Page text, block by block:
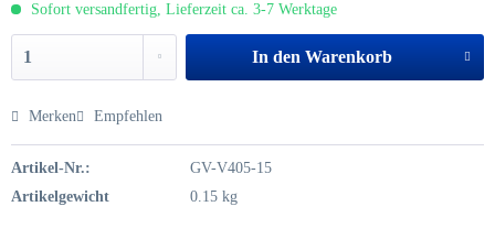
Sofort versandfertig, Lieferzeit ca. 3-7 Werktage
In den Warenkorb
Merken Empfehlen
Artikel-Nr.:
GV-V405-15
Artikelgewicht
0.15 kg